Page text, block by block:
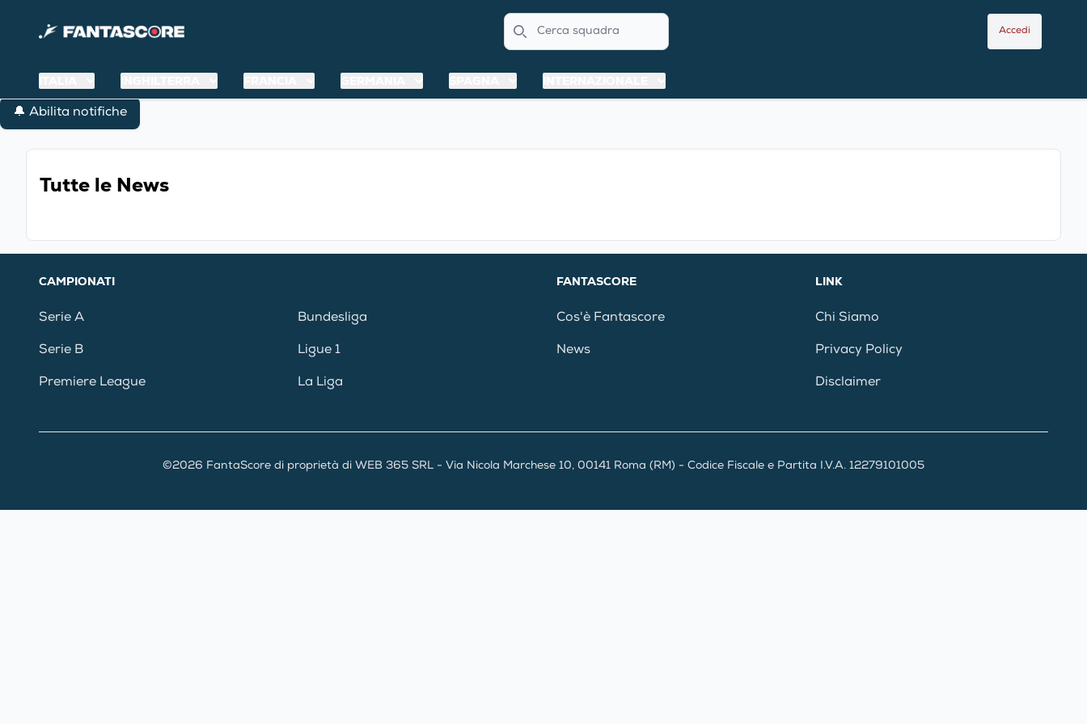
Search
Accedi
🔔 Abilita notifiche
Tutte le News
CAMPIONATI
Serie A
Serie B
Premiere League
Bundesliga
Ligue 1
La Liga
FANTASCORE
Cos'è Fantascore
News
LINK
Chi Siamo
Privacy Policy
Disclaimer
©2026 FantaScore di proprietà di WEB 365 SRL - Via Nicola Marchese 10, 00141 Roma (RM) - Codice Fiscale e Partita I.V.A. 12279101005